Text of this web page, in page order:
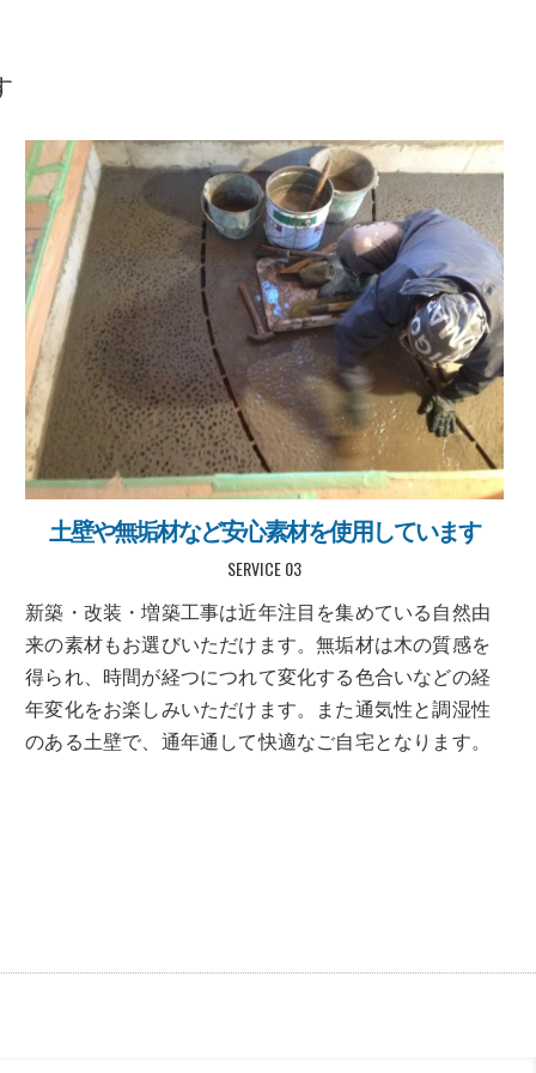
土壁や無垢材など安心素材を使用しています
SERVICE 03
新築・改装・増築工事は近年注目を集めている自然由
来の素材もお選びいただけます。無垢材は木の質感を
得られ、時間が経つにつれて変化する色合いなどの経
年変化をお楽しみいただけます。また通気性と調湿性
のある土壁で、通年通して快適なご自宅となります。